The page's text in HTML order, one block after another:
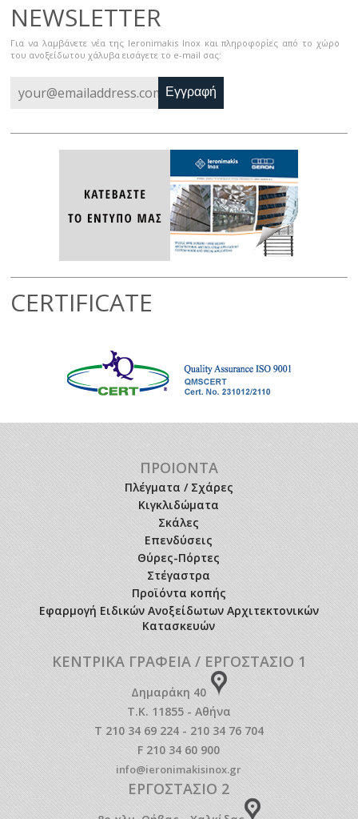
NEWSLETTER
Για να λαμβάνετε νέα της Ieronimakis Inox και πληροφορίες από το χώρο
του ανοξείδωτου χάλυβα εισάγετε το e-mail σας:
Εγγραφή
CERTIFICATE
ΠΡΟΙΟΝΤΑ
Πλέγματα / Σχάρες
Κιγκλιδώματα
Σκάλες
Επενδύσεις
Θύρες-Πόρτες
Στέγαστρα
Προϊόντα κοπής
Εφαρμογή Ειδικών Ανοξείδωτων Αρχιτεκτονικών
Κατασκευών
ΚΕΝΤΡΙΚΑ ΓΡΑΦΕΙΑ / ΕΡΓΟΣΤΑΣΙΟ 1
Δημαράκη 40
Τ.Κ. 11855 - Αθήνα
T 210 34 69 224 - 210 34 76 704
F 210 34 60 900
info@ieronimakisinox.gr
ΕΡΓΟΣΤΑΣΙΟ 2